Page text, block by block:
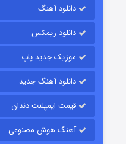
قسمت۱۵ (دوبله)
دانلود آهنگ
دانلود ریمکس
موزیک جدید پاپ
دانلود آهنگ جدید
قیمت ایمپلنت دندان
آهنگ هوش مصنوعی